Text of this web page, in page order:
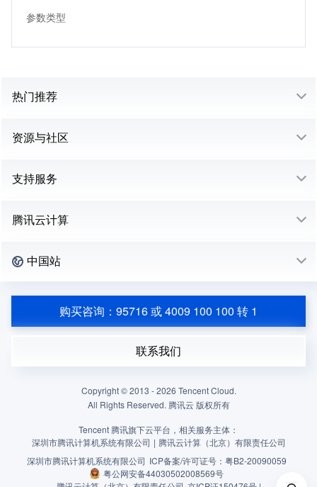
参数类型
热门推荐
资源与社区
支持服务
腾讯云计算
中国站
购买咨询：95716 或 4009 100 100 转 1
联系我们
Copyright © 2013 -2026 Tencent Cloud.
All Rights Reserved. 腾讯云 版权所有
Tencent 腾讯旗下云平台，相关服务主体：
深圳市腾讯计算机系统有限公司 | 腾讯云计算（北京）有限责任公司
深圳市腾讯计算机系统有限公司 ICP备案/许可证号： 粤B2-20090059
粤公网安备44030502008569号